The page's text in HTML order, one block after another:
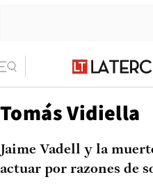
Tomás Vidiella
Jaime Vadell y la
actuar por razones de